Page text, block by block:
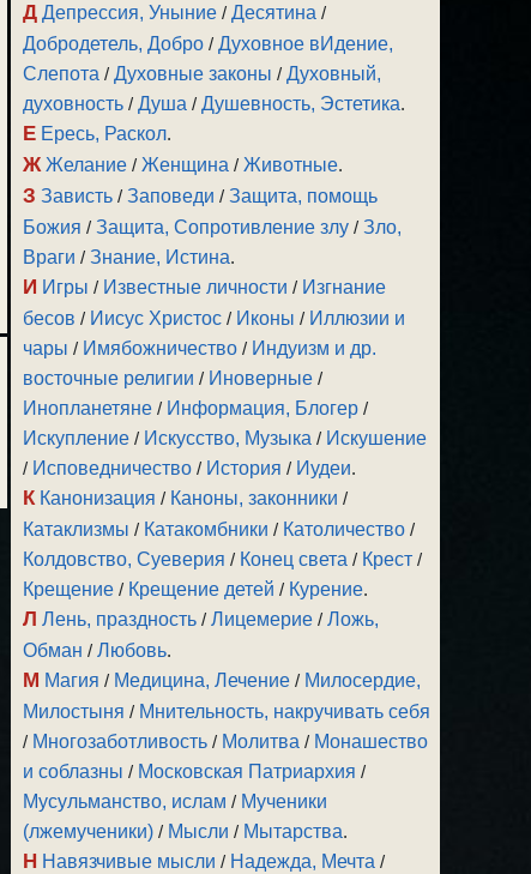
Д Депрессия, Уныние /Десятина /
Добродетель, Добро /Духовное вИдение,
Слепота /Духовные законы /Духовный,
духовность /Душа /Душевность, Эстетика.
Е Ересь, Раскол.
Ж Желание /Женщина /Животные.
З Зависть /Заповеди /Защита, помощь
Божия /Защита, Сопротивление злу /Зло,
Враги /Знание, Истина.
И Игры / Известные личности / Изгнание
бесов / Иисус Христос / Иконы / Иллюзии и
чары / Имябожничество / Индуизм и др.
восточные религии / Иноверные /
Инопланетяне / Информация, Блогер /
Искупление / Искусство, Музыка / Искушение
/ Исповедничество / История / Иудеи.
К Канонизация / Каноны, законники /
Катаклизмы / Катакомбники / Католичество /
Колдовство, Суеверия / Конец света / Крест /
Крещение / Крещение детей / Курение.
Л Лень, праздность /Лицемерие /Ложь,
Обман /Любовь.
М Магия / Медицина, Лечение / Милосердие,
Милостыня / Мнительность, накручивать себя
/ Многозаботливость / Молитва / Монашество
и соблазны / Московская Патриархия /
Мусульманство, ислам / Мученики
(лжемученики) / Мысли / Мытарства.
Н Навязчивые мысли / Надежда, Мечта /